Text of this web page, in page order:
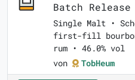
Batch Release
Single Malt •
first-fill bourbon
rum • 46.0% vol
von
TobHeum